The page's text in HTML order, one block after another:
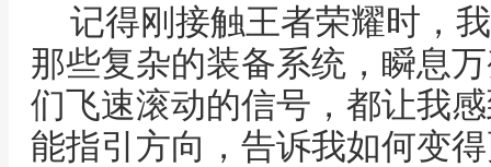
记得刚接触王者荣耀时，
那些复杂的装备系统，瞬息
们飞速滚动的信号，都让我
能指引方向，告诉我如何变